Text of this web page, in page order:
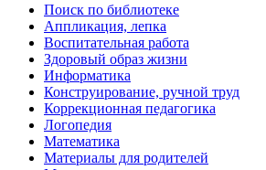
Поиск по библиотеке
Аппликация, лепка
Воспитательная работа
Здоровый образ жизни
Информатика
Конструирование, ручной труд
Коррекционная педагогика
Логопедия
Математика
Материалы для родителей